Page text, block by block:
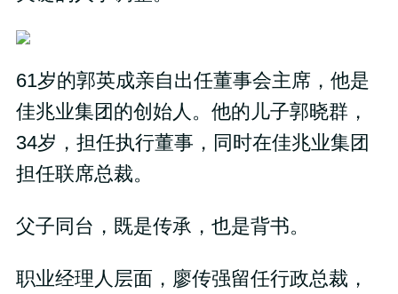
61岁的郭英成亲自出任董事会主席，他是
佳兆业集团的创始人。他的儿子郭晓群，
34岁，担任执行董事，同时在佳兆业集团
担任联席总裁。
父子同台，既是传承，也是背书。
职业经理人层面，廖传强留任行政总裁，